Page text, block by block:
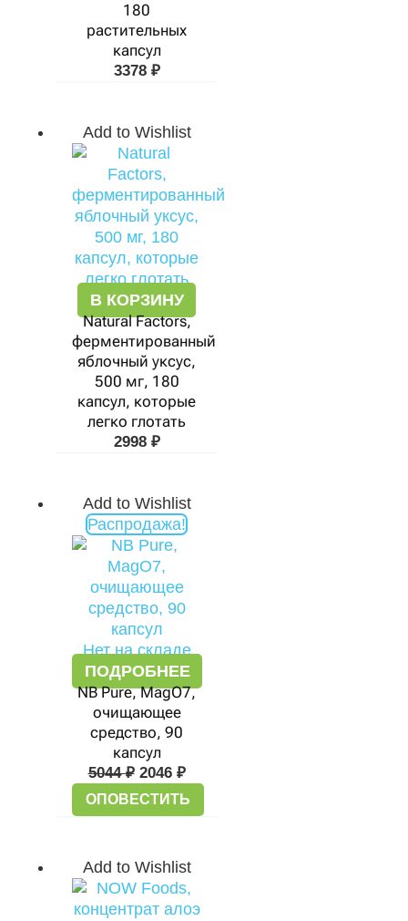
180
растительных
капсул
3378 ₽
Add to Wishlist
В КОРЗИНУ
Natural Factors,
ферментированный
яблочный уксус,
500 мг, 180
капсул, которые
легко глотать
2998 ₽
Add to Wishlist
Распродажа!
Нет на складе
ПОДРОБНЕЕ
NB Pure, MagO7,
очищающее
средство, 90
капсул
5044₽
Первоначальная
цена
составляла
5044 ₽.
2046 ₽
Текущая
цена:
ОПОВЕСТИТЬ
Add to Wishlist